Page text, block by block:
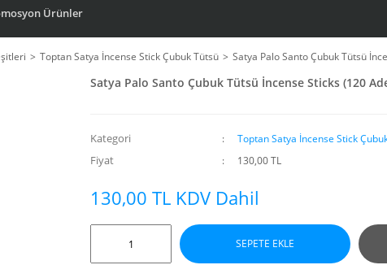
Ürünler
Toptan Satya İncense Stick Çubuk Tütsü Satya Palo Santo Çubuk Tütsü
Satya Palo Santo Çubuk Tütsü İncense Sticks (120
Kategori Toptan Satya İncense Stick
Fiyat 130,00 TL
130,00 TL KDV Dahil
SEPETE EKLE